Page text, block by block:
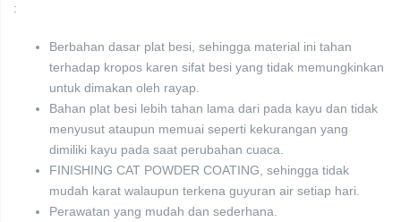
:
Berbahan dasar plat besi, sehingga material ini tahan
terhadap kropos karen sifat besi yang tidak memungkinkan
untuk dimakan oleh rayap.
Bahan plat besi lebih tahan lama dari pada kayu dan tidak
menyusut ataupun memuai seperti kekurangan yang
dimiliki kayu pada saat perubahan cuaca.
FINISHING CAT POWDER COATING, sehingga tidak
mudah karat walaupun terkena guyuran air setiap hari.
Perawatan yang mudah dan sederhana.